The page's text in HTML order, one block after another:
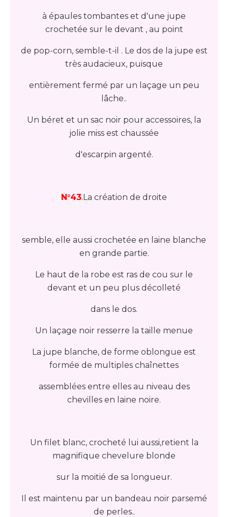
à épaules tombantes et d'une jupe
crochetée sur le devant , au point
de pop-corn, semble-t-il . Le dos de la jupe est
très audacieux, puisque
entièrement fermé par un laçage un peu
lâche..
Un béret et un sac noir pour accessoires, la
jolie miss est chaussée
d'escarpin argenté.
N°43.La création de droite
semble, elle aussi crochetée en laine blanche
en grande partie.
Le haut de la robe est ras de cou sur le
devant et un peu plus décolleté
dans le dos.
Un laçage noir resserre la taille menue
La jupe blanche, de forme oblongue est
formée de multiples chaînettes
assemblées entre elles au niveau des
chevilles en laine noire.
Un filet blanc, crocheté lui aussi,retient la
magnifique chevelure blonde
sur la moitié de sa longueur.
Il est maintenu par un bandeau noir parsemé
de perles..